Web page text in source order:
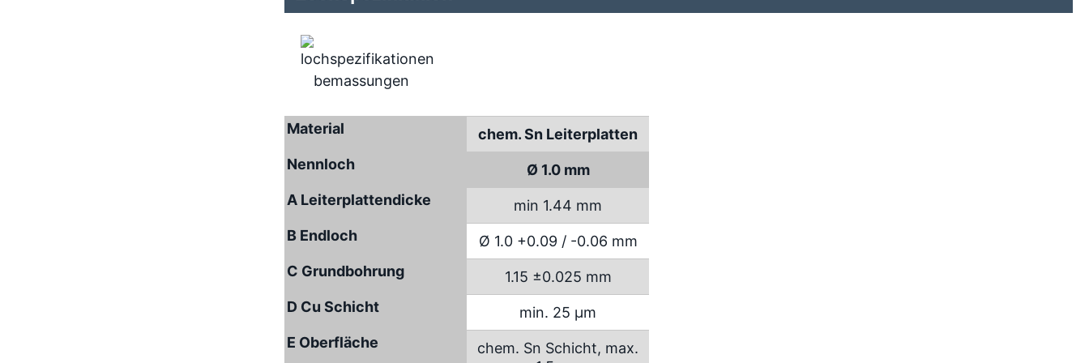
Material
chem. Sn Leiterplatten
Nennloch
Ø 1.0 mm
A Leiterplattendicke
min 1.44 mm
B Endloch
Ø 1.0 +0.09 / -0.06 mm
C Grundbohrung
1.15 ±0.025 mm
D Cu Schicht
min. 25 µm
E Oberfläche
chem. Sn Schicht, max.